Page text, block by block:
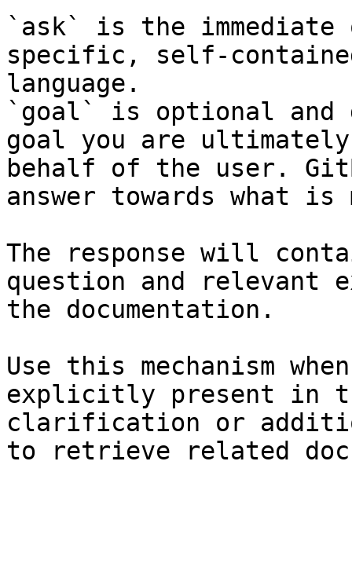
`ask` is the
specific, self-
language.
`goal` is optional and
goal you are
behalf of the user.
answer towards what
The response will
question and relevant
the documentation.
Use this mechanism
explicitly present in
clarification or